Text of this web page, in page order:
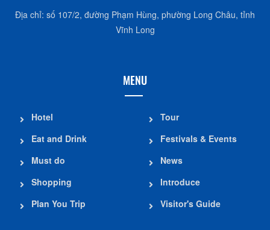
Địa chỉ: số 107/2, đường Phạm Hùng, phường Long Châu, tỉnh
Vĩnh Long
MENU
Hotel
Eat and Drink
Must do
Shopping
Plan You Trip
Tour
Festivals & Events
News
Introduce
Visitor's Guide